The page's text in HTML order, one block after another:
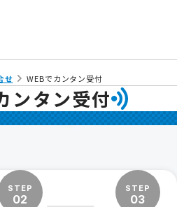
せ WEBでカンタン受付
ンタン受付
STEP
02
STEP
03